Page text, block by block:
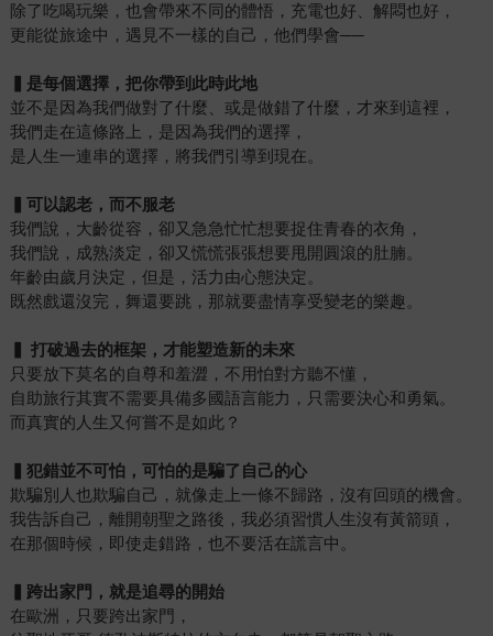
除了吃喝玩樂，也會帶來不同的體悟，充電也好、解悶也好，
更能從旅途中，遇見不一樣的自己，他們學會──
是每個選擇，把你帶到此時此地
並不是因為我們做對了什麼、或是做錯了什麼，才來到這裡，
我們走在這條路上，是因為我們的選擇，
是人生一連串的選擇，將我們引導到現在。
可以認老，而不服老
我們說，大齡從容，卻又急急忙忙想要捉住青春的衣角，
我們說，成熟淡定，卻又慌慌張張想要甩開圓滾的肚腩。
年齡由歲月決定，但是，活力由心態決定。
既然戲還沒完，舞還要跳，那就要盡情享受變老的樂趣。
打破過去的框架，才能塑造新的未來
只要放下莫名的自尊和羞澀，不用怕對方聽不懂，
自助旅行其實不需要具備多國語言能力，只需要決心和勇氣。
而真實的人生又何嘗不是如此？
犯錯並不可怕，可怕的是騙了自己的心
欺騙別人也欺騙自己，就像走上一條不歸路，沒有回頭的機會。
我告訴自己，離開朝聖之路後，我必須習慣人生沒有黃箭頭，
在那個時候，即使走錯路，也不要活在謊言中。
跨出家門，就是追尋的開始
在歐洲，只要跨出家門，